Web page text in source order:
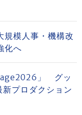
規模人事・機構改
化へ
」 グッ
プロダクション